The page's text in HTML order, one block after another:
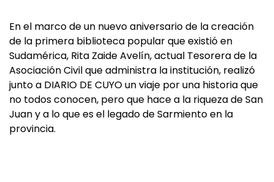
En el marco de un nuevo aniversario de la creación
de la primera biblioteca popular que existió en
Sudamérica, Rita Zaide Avelín, actual Tesorera de la
Asociación Civil que administra la institución, realizó
junto a DIARIO DE CUYO un viaje por una historia que
no todos conocen, pero que hace a la riqueza de San
Juan y a lo que es el legado de Sarmiento en la
provincia.